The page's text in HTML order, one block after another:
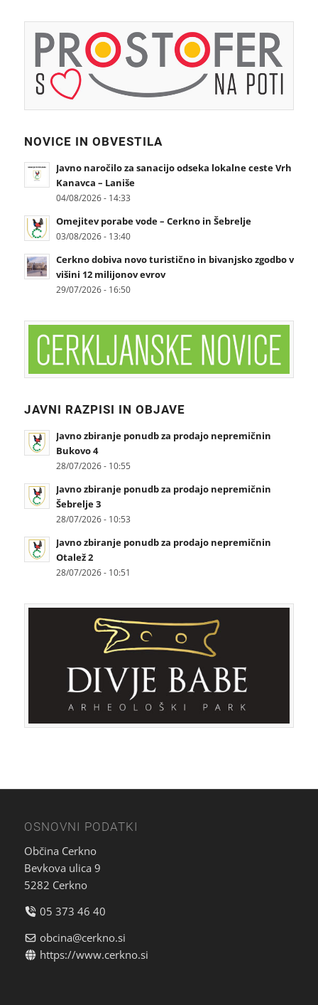
NOVICE IN OBVESTILA
Javno naročilo za sanacijo odseka lokalne ceste Vrh
Kanavca – Laniše
04/08/2026 - 14:33
Omejitev porabe vode – Cerkno in Šebrelje
03/08/2026 - 13:40
Cerkno dobiva novo turistično in bivanjsko zgodbo v
višini 12 milijonov evrov
29/07/2026 - 16:50
JAVNI RAZPISI IN OBJAVE
Javno zbiranje ponudb za prodajo nepremičnin
Bukovo 4
28/07/2026 - 10:55
Javno zbiranje ponudb za prodajo nepremičnin
Šebrelje 3
28/07/2026 - 10:53
Javno zbiranje ponudb za prodajo nepremičnin
Otalež 2
28/07/2026 - 10:51
OSNOVNI PODATKI
Občina Cerkno
Bevkova ulica 9
5282 Cerkno
05 373 46 40
obcina@cerkno.si
https://www.cerkno.si